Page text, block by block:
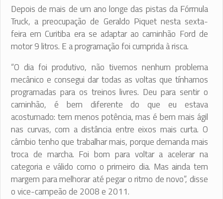
Depois de mais de um ano longe das pistas da Fórmula
Truck, a preocupação de Geraldo Piquet nesta sexta-
feira em Curitiba era se adaptar ao caminhão Ford de
motor 9 litros. E a programação foi cumprida à risca.
“O dia foi produtivo, não tivemos nenhum problema
mecânico e consegui dar todas as voltas que tínhamos
programadas para os treinos livres. Deu para sentir o
caminhão, é bem diferente do que eu estava
acostumado: tem menos potência, mas é bem mais ágil
nas curvas, com a distância entre eixos mais curta. O
câmbio tenho que trabalhar mais, porque demanda mais
troca de marcha. Foi bom para voltar a acelerar na
categoria e válido como o primeiro dia. Mas ainda tem
margem para melhorar até pegar o ritmo de novo”, disse
o vice-campeão de 2008 e 2011.